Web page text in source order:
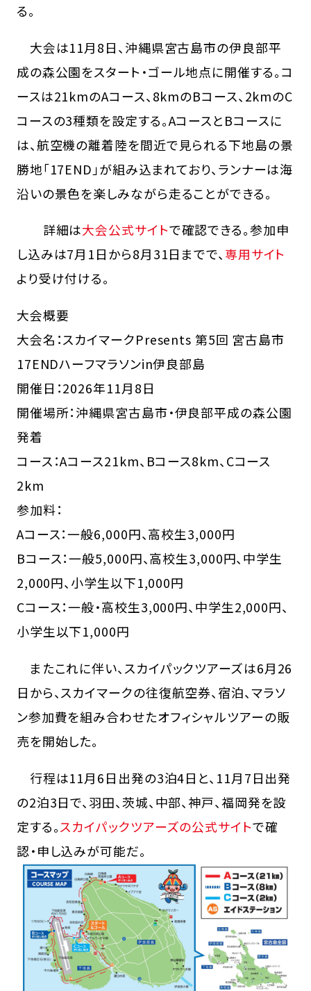
る。
大会は11月8日、沖縄県宮古島市の伊良部平
成の森公園をスタート・ゴール地点に開催する。コ
ースは21kmのAコース、8kmのBコース、2kmのC
コースの3種類を設定する。AコースとBコースに
は、航空機の離着陸を間近で見られる下地島の景
勝地「17END」が組み込まれており、ランナーは海
沿いの景色を楽しみながら走ることができる。
詳細は大会公式サイトで確認できる。参加申
し込みは7月1日から8月31日までで、専用サイト
より受け付ける。
大会概要
大会名：スカイマークPresents 第5回 宮古島市
17ENDハーフマラソンin伊良部島
開催日：2026年11月8日
開催場所：沖縄県宮古島市・伊良部平成の森公園
発着
コース：Aコース21km、Bコース8km、Cコース
2km
参加料：
Aコース：一般6,000円、高校生3,000円
Bコース：一般5,000円、高校生3,000円、中学生
2,000円、小学生以下1,000円
Cコース：一般・高校生3,000円、中学生2,000円、
小学生以下1,000円
またこれに伴い、スカイパックツアーズは6月26
日から、スカイマークの往復航空券、宿泊、マラソ
ン参加費を組み合わせたオフィシャルツアーの販
売を開始した。
行程は11月6日出発の3泊4日と、11月7日出発
の2泊3日で、羽田、茨城、中部、神戸、福岡発を設
定する。スカイパックツアーズの公式サイトで確
認・申し込みが可能だ。